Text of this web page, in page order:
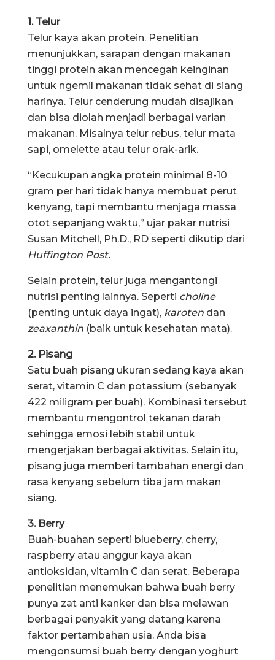
1. Telur
Telur kaya akan protein. Penelitian
menunjukkan, sarapan dengan makanan
tinggi protein akan mencegah keinginan
untuk ngemil makanan tidak sehat di siang
harinya. Telur cenderung mudah disajikan
dan bisa diolah menjadi berbagai varian
makanan. Misalnya telur rebus, telur mata
sapi, omelette atau telur orak-arik.
“Kecukupan angka protein minimal 8-10
gram per hari tidak hanya membuat perut
kenyang, tapi membantu menjaga massa
otot sepanjang waktu,” ujar pakar nutrisi
Susan Mitchell, Ph.D., RD seperti dikutip dari
Huffington Post.
Selain protein, telur juga mengantongi
nutrisi penting lainnya. Seperti choline
(penting untuk daya ingat), karoten dan
zeaxanthin (baik untuk kesehatan mata).
2. Pisang
Satu buah pisang ukuran sedang kaya akan
serat, vitamin C dan potassium (sebanyak
422 miligram per buah). Kombinasi tersebut
membantu mengontrol tekanan darah
sehingga emosi lebih stabil untuk
mengerjakan berbagai aktivitas. Selain itu,
pisang juga memberi tambahan energi dan
rasa kenyang sebelum tiba jam makan
siang.
3. Berry
Buah-buahan seperti blueberry, cherry,
raspberry atau anggur kaya akan
antioksidan, vitamin C dan serat. Beberapa
penelitian menemukan bahwa buah berry
punya zat anti kanker dan bisa melawan
berbagai penyakit yang datang karena
faktor pertambahan usia. Anda bisa
mengonsumsi buah berry dengan yoghurt